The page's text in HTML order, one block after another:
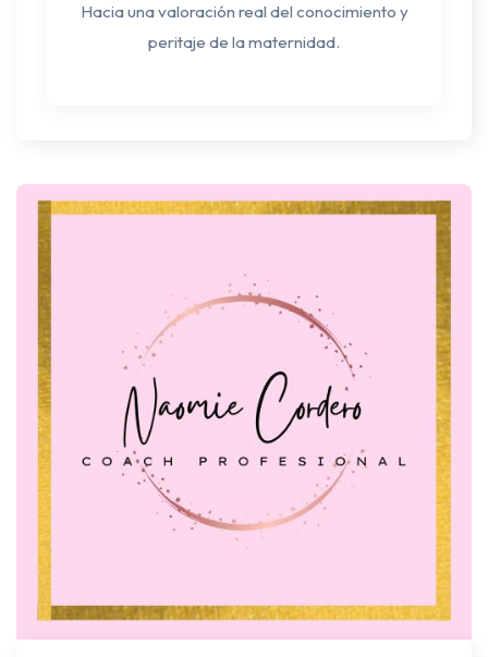
Hacia una valoración real del conocimiento y
peritaje de la maternidad.